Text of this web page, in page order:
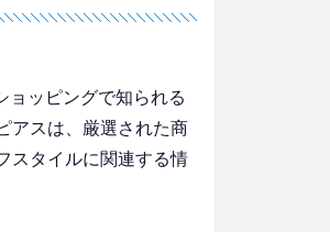
ッピングで知られる
アスは、厳選された商
スタイルに関連する情